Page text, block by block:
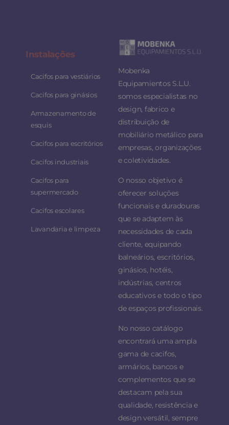
Instalações
Cacifos para vestiários
Cacifos para ginásios
Armazenamento de
esquis
Cacifos para escritórios
Cacifos industriais
Cacifos para
supermercado
Cacifos escolares
Lavandaria e limpeza
Mobenka
Equipamientos S.L.U.
somos especialistas no
design, fabrico e
distribuição de
mobiliário metálico para
empresas, organizações
e coletividades.
O nosso objetivo é
oferecer soluções
funcionais e duradouras
que se adaptem às
necessidades de cada
cliente, equipando
balneários, escritórios,
ginásios, hotéis,
indústrias, centros
educativos e todo o tipo
de espaços profissionais.
No nosso catálogo
encontrará uma ampla
gama de cacifos,
armários, bancos e
complementos que se
destacam pela sua
qualidade, resistência e
design versátil, sempre